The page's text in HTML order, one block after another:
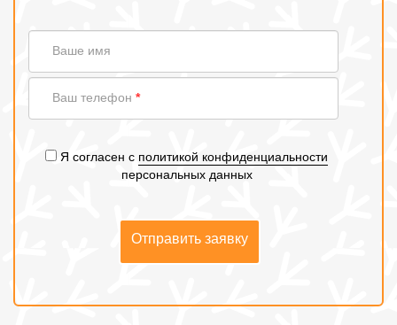
Ваше имя
Ваш телефон *
Я согласен с политикой конфиденциальности
персональных данных
Отправить заявку